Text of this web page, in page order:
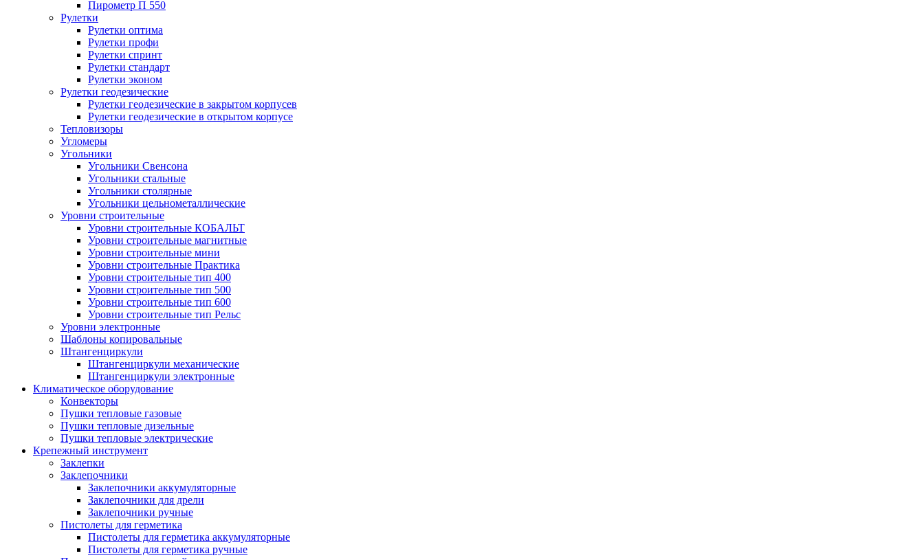
Пирометр П 550
Рулетки
Рулетки оптима
Рулетки профи
Рулетки спринт
Рулетки стандарт
Рулетки эконом
Рулетки геодезические
Рулетки геодезические в закрытом корпусев
Рулетки геодезические в открытом корпусе
Тепловизоры
Угломеры
Угольники
Угольники Свенсона
Угольники стальные
Угольники столярные
Угольники цельнометаллические
Уровни строительные
Уровни строительные КОБАЛЬТ
Уровни строительные магнитные
Уровни строительные мини
Уровни строительные Практика
Уровни строительные тип 400
Уровни строительные тип 500
Уровни строительные тип 600
Уровни строительные тип Рельс
Уровни электронные
Шаблоны копировальные
Штангенциркули
Штангенциркули механические
Штангенциркули электронные
Климатическое оборудование
Конвекторы
Пушки тепловые газовые
Пушки тепловые дизельные
Пушки тепловые электрические
Крепежный инструмент
Заклепки
Заклепочники
Заклепочники аккумуляторные
Заклепочники для дрели
Заклепочники ручные
Пистолеты для герметика
Пистолеты для герметика аккумуляторные
Пистолеты для герметика ручные